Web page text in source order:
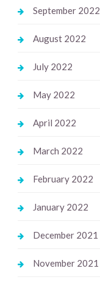
September 2022
August 2022
July 2022
May 2022
April 2022
March 2022
February 2022
January 2022
December 2021
November 2021